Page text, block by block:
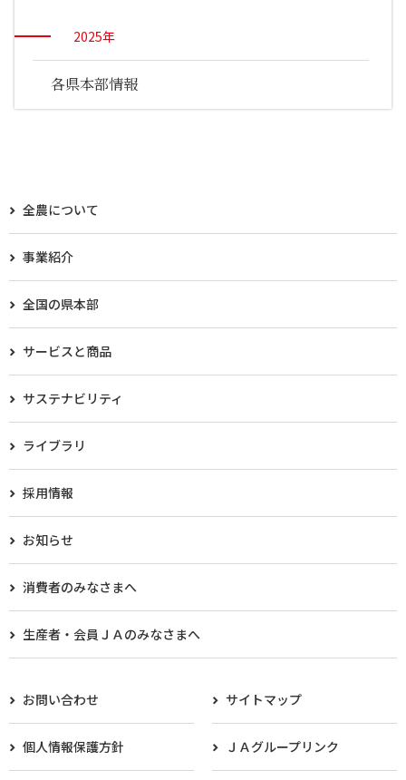
2025年
各県本部情報
全農について
事業紹介
全国の県本部
サービスと商品
サステナビリティ
ライブラリ
採用情報
お知らせ
消費者のみなさまへ
生産者・会員ＪＡのみなさまへ​
お問い合わせ サイトマップ
個人情報保護方針 ＪＡグループリンク